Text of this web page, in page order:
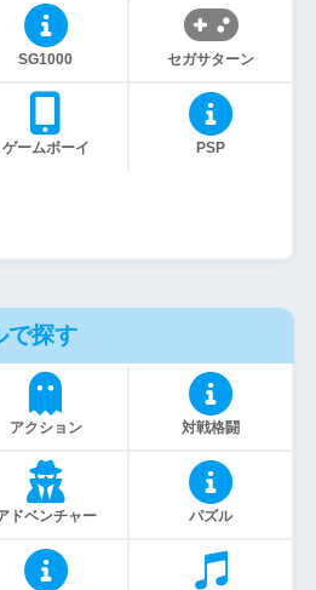
SG1000 セガサターン
ゲームボーイ PSP
で探す
アクション 対戦格闘
ドベンチャー パズル